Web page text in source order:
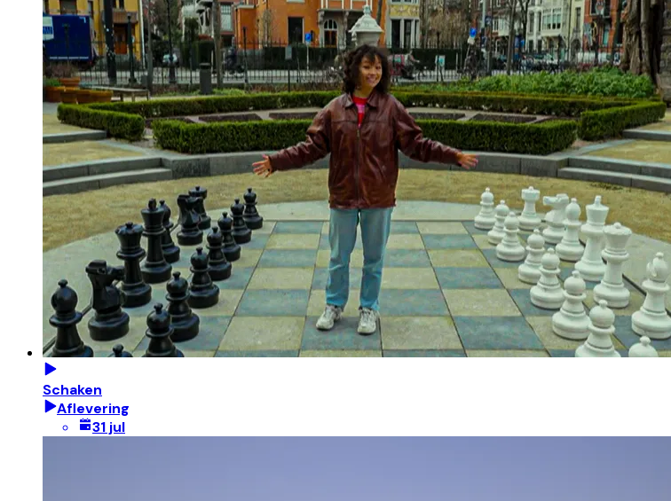
Schaken
Aflevering
31 jul